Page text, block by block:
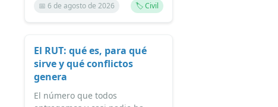
📅 6 de agosto de 2026 🏷️ Civil
El RUT: qué es, para qué
sirve y qué conflictos
genera
El número que todos